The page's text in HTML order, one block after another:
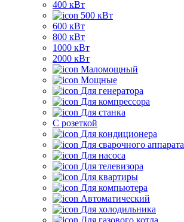
400 кВт
500 кВт
600 кВт
800 кВт
1000 кВт
2000 кВт
Маломощный
Мощные
Для генератора
Для компрессора
Для станка
C розеткой
Для кондиционера
Для сварочного аппарата
Для насоса
Для телевизора
Для квартиры
Для компьютера
Автоматический
Для холодильника
Для газового котла